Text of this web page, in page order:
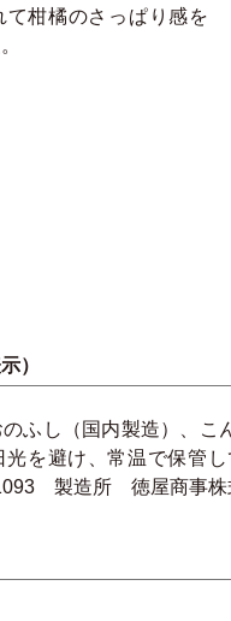
て柑橘のさっぱり感を
）
ふし（国内製造）、
を避け、常温で保管
製造所 徳屋商事株